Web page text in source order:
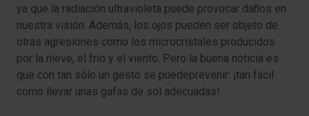
ya que la radiación ultravioleta puede provocar daños en
nuestra visión. Además, los ojos pueden ser objeto de
otras agresiones como los microcristales producidos
por la nieve, el frío y el viento. Pero la buena noticia es
que con tan sólo un gesto se puedeprevenir: ¡tan fácil
como llevar unas gafas de sol adecuadas!